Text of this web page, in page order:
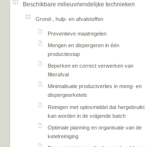
Beschikbare milieuvriendelijke technieken
Grond-, hulp- en afvalstoffen
Preventieve maatregelen
Mengen en dispergeren in één
productiestap
Beperken en correct verwerken van
filterafval
Minimalisatie productverlies in meng- en
dispergeerketels
Reinigen met oplosmiddel dat hergebruikt
kan worden in de volgende batch
Optimale planning en organisatie van de
ketelreiniging